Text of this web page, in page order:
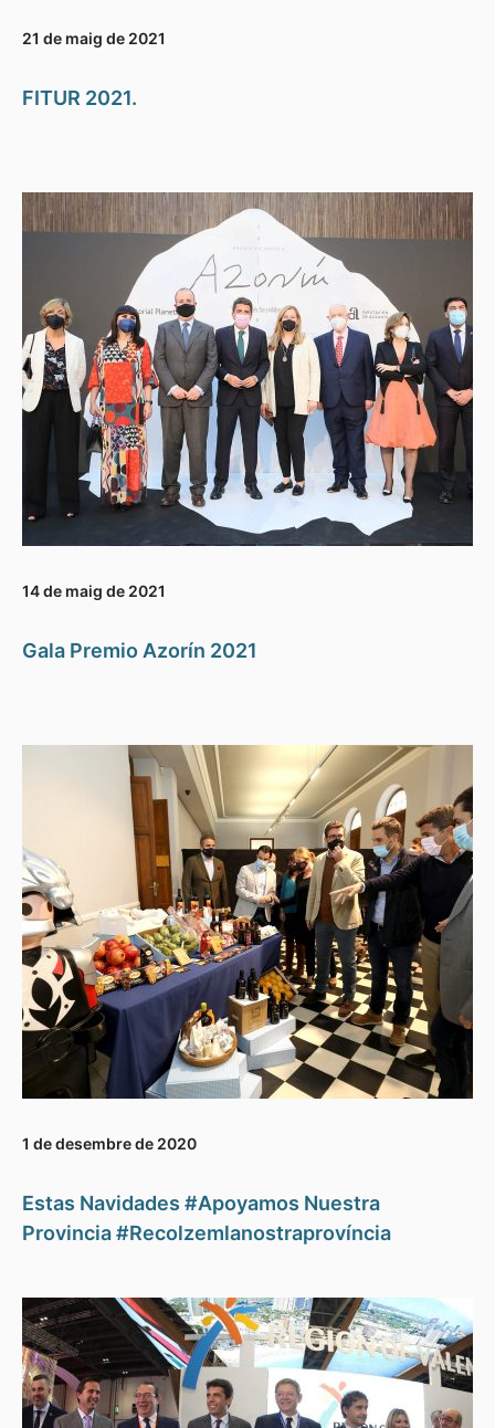
21 de maig de 2021
FITUR 2021.
14 de maig de 2021
Gala Premio Azorín 2021
1 de desembre de 2020
Estas Navidades #Apoyamos Nuestra
Provincia #Recolzemlanostraprovíncia